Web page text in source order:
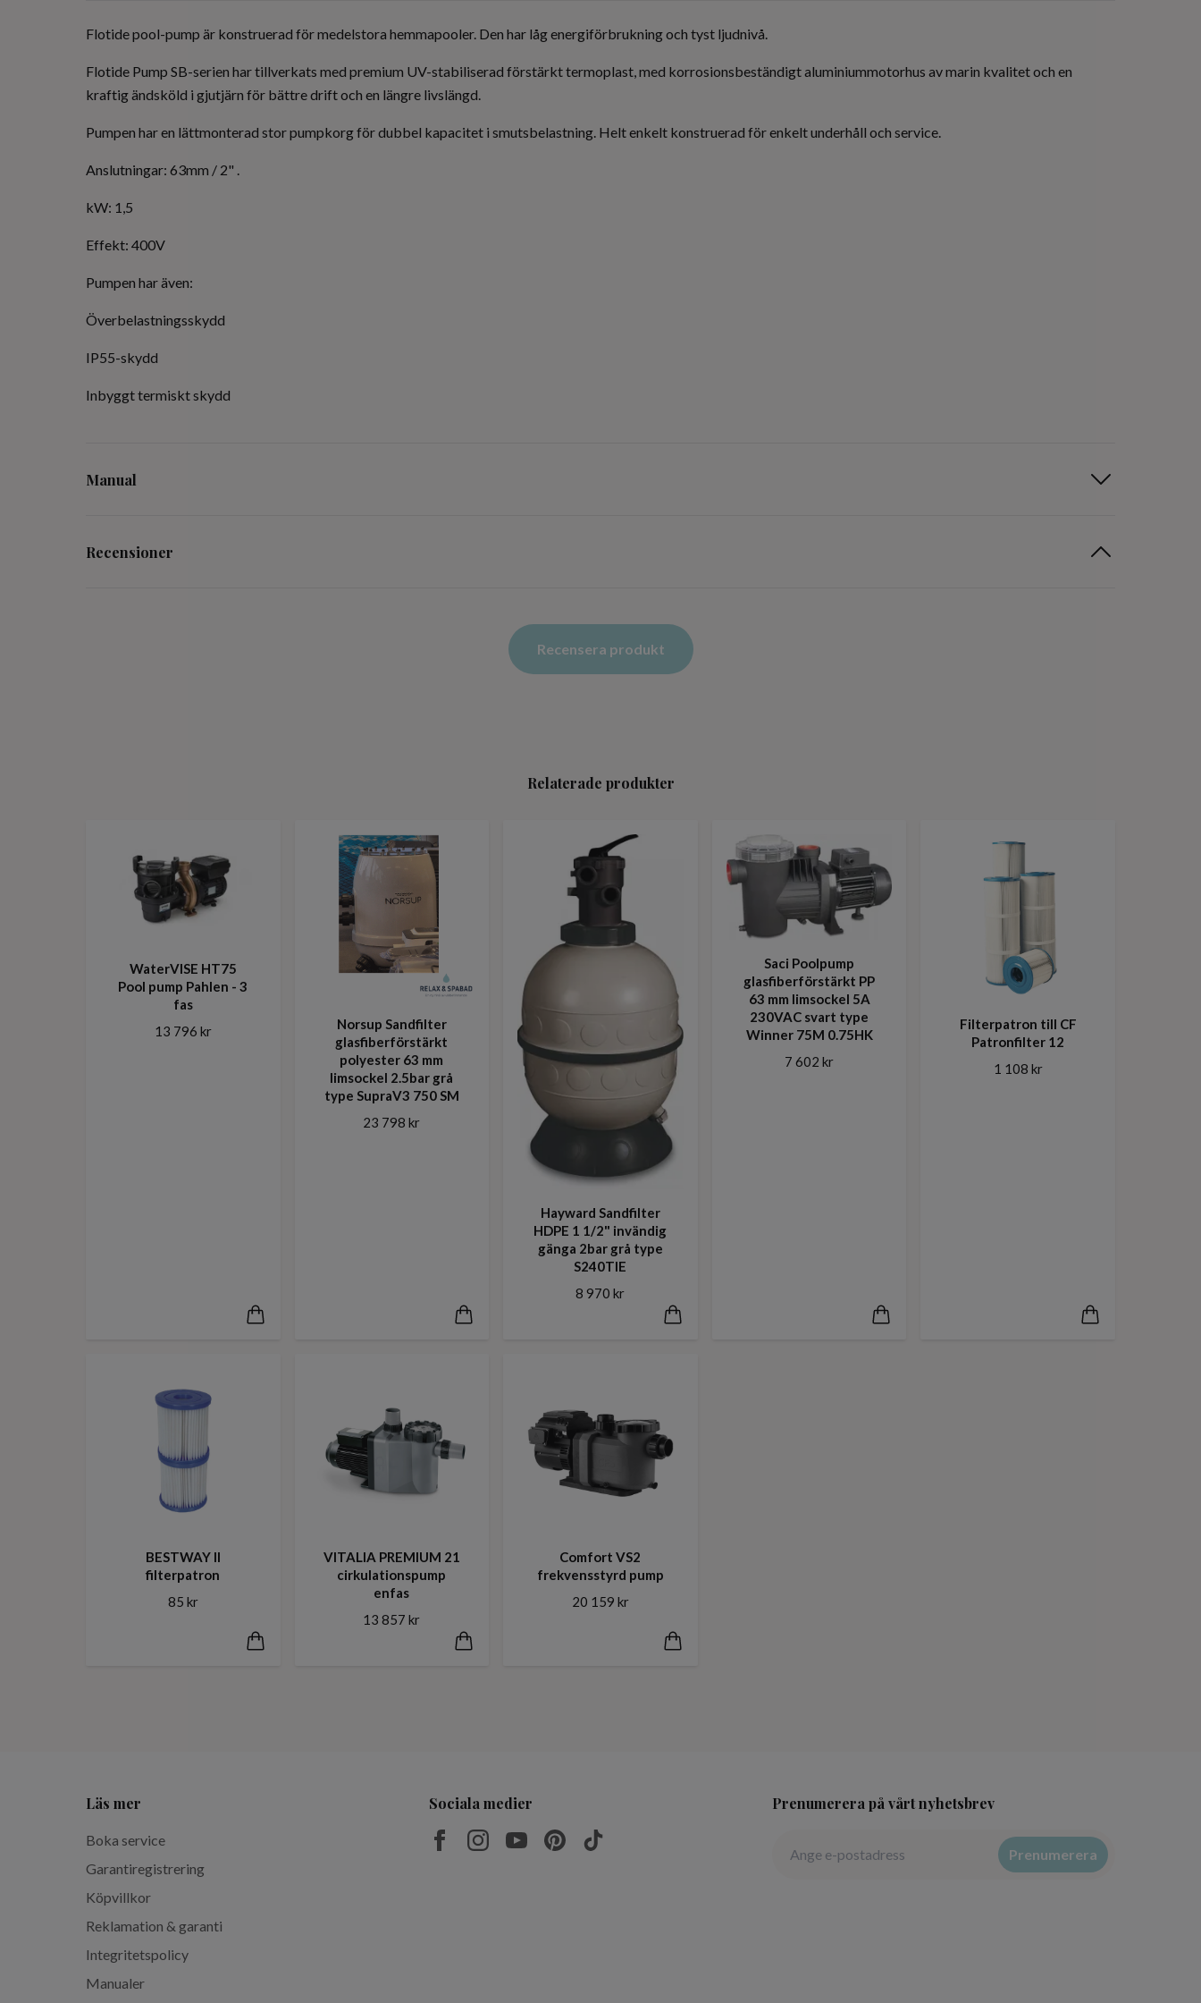
Flotide pool-pump är konstruerad för medelstora hemmapooler. Den har låg energiförbrukning och tyst ljudnivå.
Flotide Pump SB-serien har tillverkats med premium UV-stabiliserad förstärkt termoplast, med korrosionsbeständigt aluminiummotorhus av marin kvalitet och en
kraftig ändsköld i gjutjärn för bättre drift och en längre livslängd.
Pumpen har en lättmonterad stor pumpkorg för dubbel kapacitet i smutsbelastning. Helt enkelt konstruerad för enkelt underhåll och service.
Anslutningar: 63mm / 2" .
kW: 1,5
Effekt: 400V
Pumpen har även:
Överbelastningsskydd
IP55-skydd
Inbyggt termiskt skydd
Manual
Recensioner
Recensera produkt
Relaterade produkter
WaterVISE HT75
Pool pump Pahlen - 3
fas
13 796 kr
Norsup Sandfilter
glasfiberförstärkt
polyester 63 mm
limsockel 2.5bar grå
type SupraV3 750 SM
23 798 kr
Hayward Sandfilter
HDPE 1 1/2" invändig
gänga 2bar grå type
S240TIE
8 970 kr
Saci Poolpump
glasfiberförstärkt PP
63 mm limsockel 5A
230VAC svart type
Winner 75M 0.75HK
7 602 kr
Filterpatron till CF
Patronfilter 12
1 108 kr
BESTWAY II
filterpatron
85 kr
VITALIA PREMIUM 21
cirkulationspump
enfas
13 857 kr
Comfort VS2
frekvensstyrd pump
20 159 kr
Läs mer
Boka service
Garantiregistrering
Köpvillkor
Reklamation & garanti
Integritetspolicy
Manualer
Sociala medier Prenumerera på vårt nyhetsbrev
Prenumerera